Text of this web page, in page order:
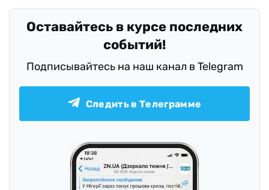
Оставайтесь в курсе последних
событий!
Подписывайтесь на наш канал в Telegram
Следить в Телеграмме